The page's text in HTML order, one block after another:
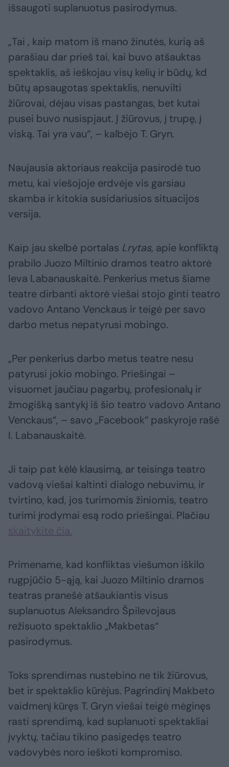
išsaugoti suplanuotus pasirodymus.
„Tai , kaip matom iš mano žinutės, kurią aš
parašiau dar prieš tai, kai buvo atšauktas
spektaklis, aš ieškojau visų kelių ir būdų, kd
būtų apsaugotas spektaklis, nenuvilti
žiūrovai, dėjau visas pastangas, bet kutai
pusei buvo nusispjaut. Į žiūrovus, į trupę, į
viską. Tai yra vau“, – kalbėjo T. Gryn.
Naujausia aktoriaus reakcija pasirodė tuo
metu, kai viešojoje erdvėje vis garsiau
skamba ir kitokia susidariusios situacijos
versija.
Kaip jau skelbė portalas Lrytas, apie konfliktą
prabilo Juozo Miltinio dramos teatro aktorė
Ieva Labanauskaitė. Penkerius metus šiame
teatre dirbanti aktorė viešai stojo ginti teatro
vadovo Antano Venckaus ir teigė per savo
darbo metus nepatyrusi mobingo.
„Per penkerius darbo metus teatre nesu
patyrusi jokio mobingo. Priešingai –
visuomet jaučiau pagarbų, profesionalų ir
žmogišką santykį iš šio teatro vadovo Antano
Venckaus“, – savo „Facebook“ paskyroje rašė
I. Labanauskaitė.
Ji taip pat kėlė klausimą, ar teisinga teatro
vadovą viešai kaltinti dialogo nebuvimu, ir
tvirtino, kad, jos turimomis žiniomis, teatro
turimi įrodymai esą rodo priešingai. Plačiau
skaitykite čia.
Primename, kad konfliktas viešumon iškilo
rugpjūčio 5-ąją, kai Juozo Miltinio dramos
teatras pranešė atšaukiantis visus
suplanuotus Aleksandro Špilevojaus
režisuoto spektaklio „Makbetas“
pasirodymus.
Toks sprendimas nustebino ne tik žiūrovus,
bet ir spektaklio kūrėjus. Pagrindinį Makbeto
vaidmenį kūręs T. Gryn viešai teigė mėginęs
rasti sprendimą, kad suplanuoti spektakliai
įvyktų, tačiau tikino pasigedęs teatro
vadovybės noro ieškoti kompromiso.